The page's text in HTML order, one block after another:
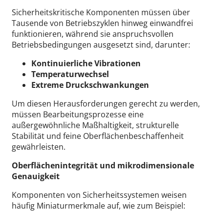
Sicherheitskritische Komponenten müssen über
Tausende von Betriebszyklen hinweg einwandfrei
funktionieren, während sie anspruchsvollen
Betriebsbedingungen ausgesetzt sind, darunter:
Kontinuierliche Vibrationen
Temperaturwechsel
Extreme Druckschwankungen
Um diesen Herausforderungen gerecht zu werden,
müssen Bearbeitungsprozesse eine
außergewöhnliche Maßhaltigkeit, strukturelle
Stabilität und feine Oberflächenbeschaffenheit
gewährleisten.
Oberflächenintegrität und mikrodimensionale
Genauigkeit
Komponenten von Sicherheitssystemen weisen
häufig Miniaturmerkmale auf, wie zum Beispiel: